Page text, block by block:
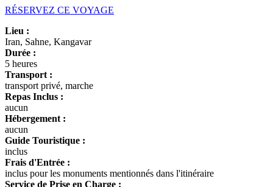
RÉSERVEZ CE VOYAGE
Lieu :
Iran, Sahne, Kangavar
Durée :
5 heures
Transport :
transport privé, marche
Repas Inclus :
aucun
Hébergement :
aucun
Guide Touristique :
inclus
Frais d'Entrée :
inclus pour les monuments mentionnés dans l'itinéraire
Service de Prise en Charge :